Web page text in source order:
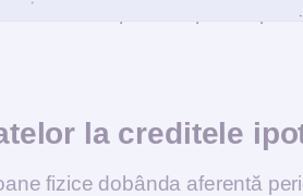
disponibile pentru
la creditele
fizice dobânda aferentă